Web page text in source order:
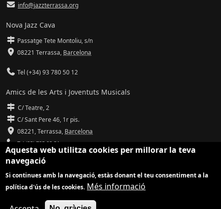
info@jazzterrassa.org
Nova Jazz Cava
Passatge Tete Montoliu, s/n
08221 Terrassa, Barcelona
Tel (+34) 93 780 50 12
Amics de les Arts i Joventuts Musicals
C/ Teatre, 2
C/ Sant Pere 46, 1r pis.
08221,Terrassa, Barcelona
Tel (93) 785 92 31
info@amicsdelesarts-jjmm.cat
www.amicsdelesarts-jjmm.cat
Adaptació de
Aquesta web utilitza cookies per millorar la teva
navegació
Si continues amb la navegació, estàs donant el teu consentiment a la
política d'ús de les cookies. Més informació